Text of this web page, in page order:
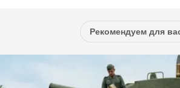
Рекомендуем для